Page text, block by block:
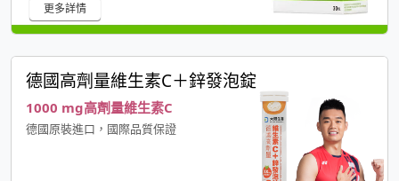
更多詳情
德國高劑量維生素C＋鋅發泡錠
1000 mg高劑量維生素C
德國原裝進口，國際品質保證